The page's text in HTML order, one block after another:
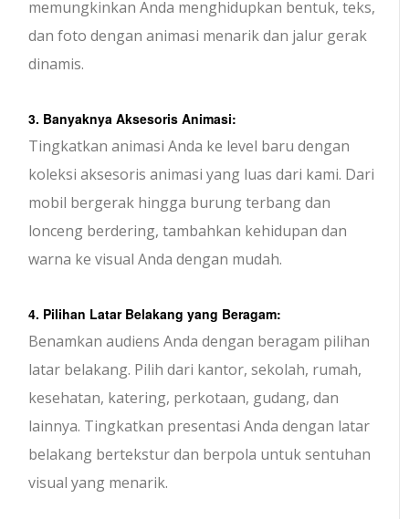
memungkinkan Anda menghidupkan bentuk, teks,
dan foto dengan animasi menarik dan jalur gerak
dinamis.
3. Banyaknya Aksesoris Animasi:
Tingkatkan animasi Anda ke level baru dengan
koleksi aksesoris animasi yang luas dari kami. Dari
mobil bergerak hingga burung terbang dan
lonceng berdering, tambahkan kehidupan dan
warna ke visual Anda dengan mudah.
4. Pilihan Latar Belakang yang Beragam:
Benamkan audiens Anda dengan beragam pilihan
latar belakang. Pilih dari kantor, sekolah, rumah,
kesehatan, katering, perkotaan, gudang, dan
lainnya. Tingkatkan presentasi Anda dengan latar
belakang bertekstur dan berpola untuk sentuhan
visual yang menarik.